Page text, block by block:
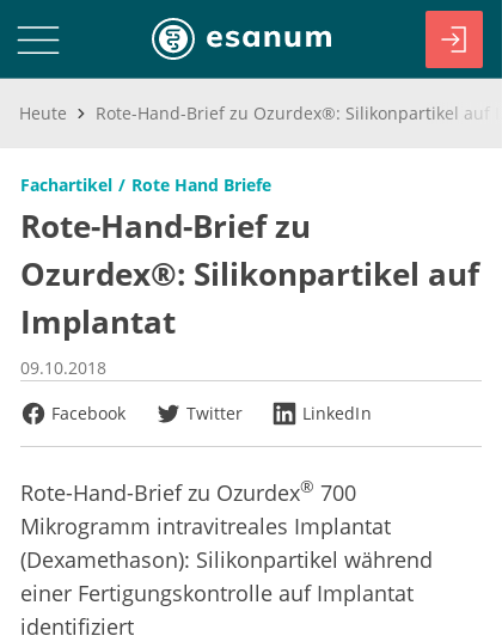
Heute
Fachartikel Rote Hand Briefe
Rote-Hand-Brief zu
Ozurdex®: Silikonpartikel auf
Implantat
09.10.2018
Facebook
Twitter LinkedIn
Rote-Hand-Brief zu Ozurdex® 700
Mikrogramm intravitreales Implantat
(Dexamethason): Silikonpartikel während
einer Fertigungskontrolle auf Implantat
identifiziert